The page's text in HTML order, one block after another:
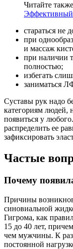
Читайте
Эффективный
стараться не
при
и массаж
при наличии
полностью;
избегать
заниматься
Суставы рук надо
категориям людей,
появиться у
распределить ее
зафиксировать
Частые
Почему
Причины
синовиальной
Гигрома, как
15 до 40 лет,
чем мужчины. К
постоянной